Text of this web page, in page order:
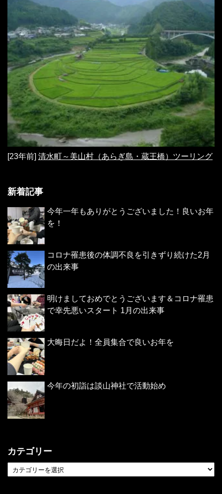
[23年前] 清水町～美山村（あらぎ島・蔵王橋）ツーリング
新着記事
今年一年もありがとうございました！良いお年
を！
コロナ罹患後の体調不良を引きずり続けた2月
の出来事
明けましておめでとうございます＆コロナ罹患
で幸先悪いスタート 1月の出来事
大晦日だよ！全員集合で良いお年を
今年の初詣は談山神社で活動始め
カテゴリー